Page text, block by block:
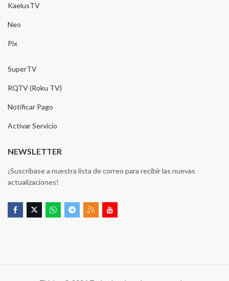
KaelusTV
Neo
Pix
SuperTV
RQTV (Roku TV)
Notificar Pago
Activar Servicio
NEWSLETTER
¡Suscríbase a nuestra lista de correo para recibir las nuevas
actualizaciones!